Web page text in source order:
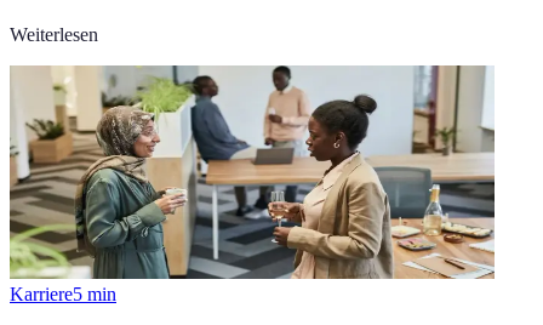
Weiterlesen
Karriere5 min